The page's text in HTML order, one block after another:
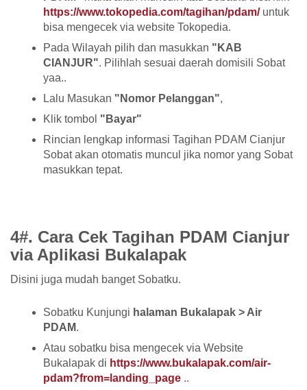
https://www.tokopedia.com/tagihan/pdam/ untuk
bisa mengecek via website Tokopedia.
Pada Wilayah pilih dan masukkan "KAB
CIANJUR". Pilihlah sesuai daerah domisili Sobat
yaa..
Lalu Masukan "Nomor Pelanggan",
Klik tombol "Bayar"
Rincian lengkap informasi Tagihan PDAM Cianjur
Sobat akan otomatis muncul jika nomor yang Sobat
masukkan tepat.
4#. Cara Cek Tagihan PDAM Cianjur
via Aplikasi Bukalapak
Disini juga mudah banget Sobatku.
Sobatku Kunjungi halaman Bukalapak > Air
PDAM.
Atau sobatku bisa mengecek via Website
Bukalapak di https://www.bukalapak.com/air-
pdam?from=landing_page ..